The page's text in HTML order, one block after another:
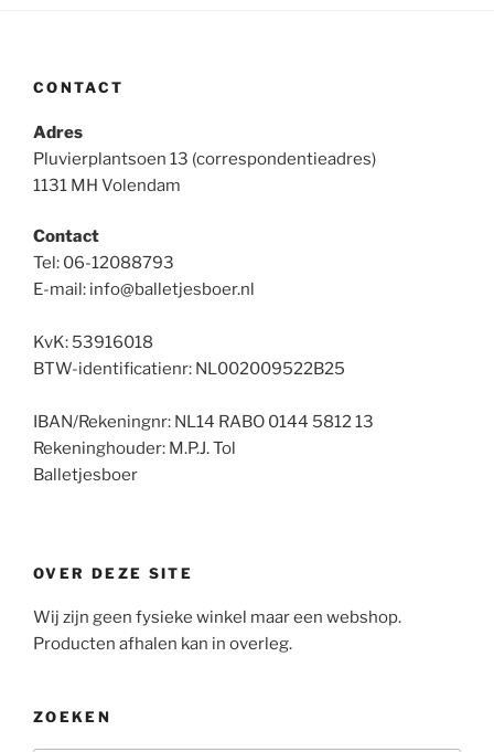
CONTACT
Adres
Pluvierplantsoen 13 (correspondentieadres)
1131 MH Volendam
Contact
Tel: 06-12088793
E-mail: info@balletjesboer.nl
KvK: 53916018
BTW-identificatienr: NL002009522B25
IBAN/Rekeningnr: NL14 RABO 0144 5812 13
Rekeninghouder: M.P.J. Tol
Balletjesboer
OVER DEZE SITE
Wij zijn geen fysieke winkel maar een webshop.
Producten afhalen kan in overleg.
ZOEKEN